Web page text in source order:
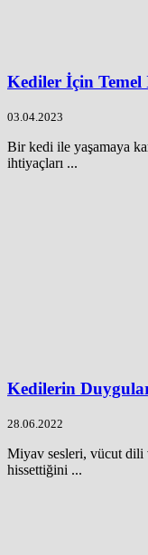
Kediler İçin Temel
03.04.2023
Bir kedi ile yaşamaya
ihtiyaçları ...
Kedilerin
28.06.2022
Miyav sesleri, vücut dili
hissettiğini ...